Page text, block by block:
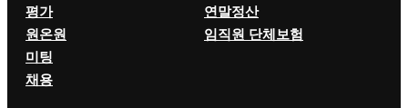
평가
원온원
미팅
채용
연말정산
임직원 단체보험